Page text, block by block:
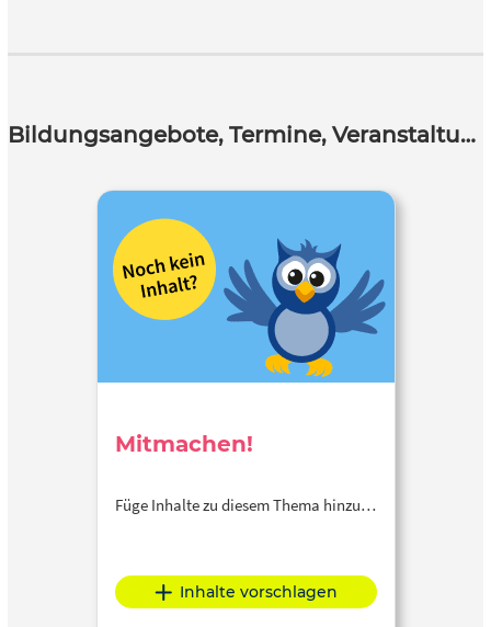
Bildungsangebote, Termine, Veranstaltungen
Mitmachen!
Füge Inhalte zu diesem Thema hinzu…
Inhalte vorschlagen